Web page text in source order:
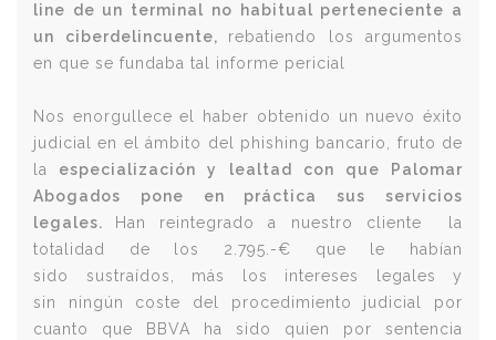
line de un terminal no habitual perteneciente a
un ciberdelincuente, rebatiendo los argumentos
en que se fundaba tal informe pericial
Nos enorgullece el haber obtenido un nuevo éxito
judicial en el ámbito del phishing bancario, fruto de
la
especialización y lealtad con que Palomar
Abogados pone en práctica sus servicios
legales.
Han reintegrado a nuestro cliente la
totalidad de los 2.795.-€ que le habían
sido sustraídos, más los intereses legales y
sin ningún coste del procedimiento judicial por
cuanto que BBVA ha sido quien por sentencia